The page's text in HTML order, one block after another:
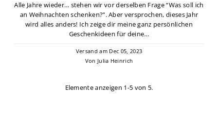
Alle Jahre wieder… stehen wir vor derselben Frage “Was soll ich
an Weihnachten schenken?”. Aber versprochen, dieses Jahr
wird alles anders! Ich zeige dir meine ganz persönlichen
Geschenkideen für deine...
Versand am Dec 05, 2023
Von Julia Heinrich
Elemente anzeigen 1-5 von 5.